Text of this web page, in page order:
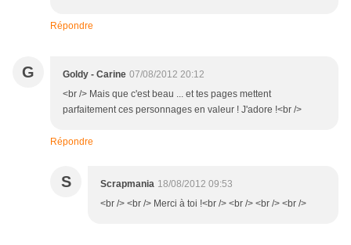
Répondre
G Goldy - Carine 07/08/2012 20:12
<br /> Mais que c'est beau ... et tes pages mettent
parfaitement ces personnages en valeur ! J'adore !<br />
Répondre
S Scrapmania 18/08/2012 09:53
<br /> <br /> Merci à toi !<br /> <br /> <br /> <br />